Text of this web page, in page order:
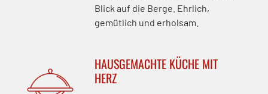
Blick auf die Berge. Ehrlich,
gemütlich und erholsam.
HAUSGEMACHTE KÜCHE MIT
HERZ